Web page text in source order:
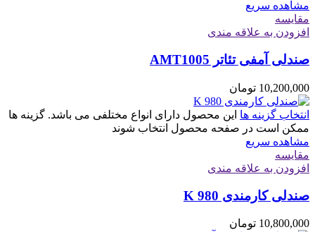
مشاهده سریع
مقایسه
افزودن به علاقه مندی
صندلی آمفی تئاتر AMT1005
10,200,000 تومان
انتخاب گزینه ها این محصول دارای انواع مختلفی می باشد. گزینه ها
ممکن است در صفحه محصول انتخاب شوند
مشاهده سریع
مقایسه
افزودن به علاقه مندی
صندلی کارمندی K 980
10,800,000 تومان